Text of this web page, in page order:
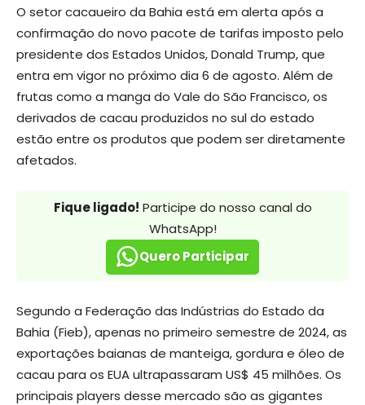
O setor cacaueiro da Bahia está em alerta após a
confirmação do novo pacote de tarifas imposto pelo
presidente dos Estados Unidos, Donald Trump, que
entra em vigor no próximo dia 6 de agosto. Além de
frutas como a manga do Vale do São Francisco, os
derivados de cacau produzidos no sul do estado
estão entre os produtos que podem ser diretamente
afetados.
Fique ligado! Participe do nosso canal do
WhatsApp!
Quero Participar
Segundo a Federação das Indústrias do Estado da
Bahia (Fieb), apenas no primeiro semestre de 2024, as
exportações baianas de manteiga, gordura e óleo de
cacau para os EUA ultrapassaram US$ 45 milhões. Os
principais players desse mercado são as gigantes